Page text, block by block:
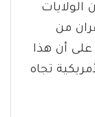
من
أن هذا
تجاه